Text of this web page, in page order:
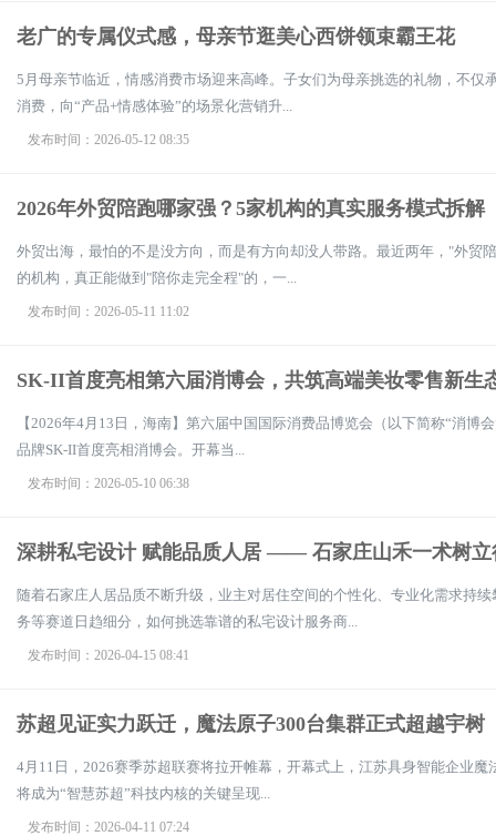
老广的专属仪式感，母亲节逛美心西饼领束霸王花
5月母亲节临近，情感消费市场迎来高峰。子女们为母亲挑选的礼物，不仅
消费，向“产品+情感体验”的场景化营销升...
发布时间：2026-05-12 08:35
2026年外贸陪跑哪家强？5家机构的真实服务模式拆解
外贸出海，最怕的不是没方向，而是有方向却没人带路。最近两年，"外贸
的机构，真正能做到"陪你走完全程"的，一...
发布时间：2026-05-11 11:02
SK-II首度亮相第六届消博会，共筑高端美妆零售新生
【2026年4月13日，海南】第六届中国国际消费品博览会（以下简称“消
品牌SK-II首度亮相消博会。开幕当...
发布时间：2026-05-10 06:38
深耕私宅设计 赋能品质人居 —— 石家庄山禾一术树立
随着石家庄人居品质不断升级，业主对居住空间的个性化、专业化需求持
务等赛道日趋细分，如何挑选靠谱的私宅设计服务商...
发布时间：2026-04-15 08:41
苏超见证实力跃迁，魔法原子300台集群正式超越宇树
4月11日，2026赛季苏超联赛将拉开帷幕，开幕式上，江苏具身智能企业
将成为“智慧苏超”科技内核的关键呈现...
发布时间：2026-04-11 07:24